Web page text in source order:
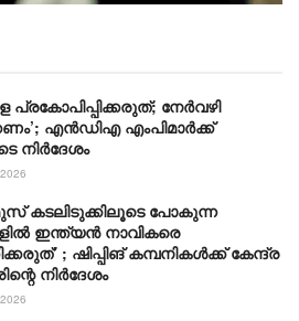
പ്രകോപിപ്പിക്കരുത്; നേർവഴി
എൻഡിഎ എംപിമാർക്ക്
നിർദേശം
കടലിടുക്കിലൂടെ പോകുന്ന
ഇന്ത്യൻ നാവികരെ
; ഷിപ്പിങ് കമ്പനികൾക്ക് കേന്ദ്ര
നിർദേശം